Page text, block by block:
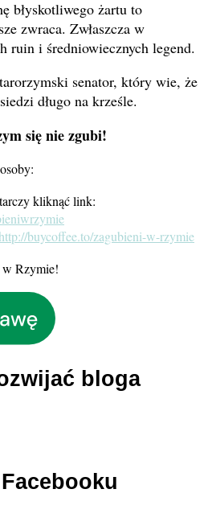
błyskotliwego żartu to
zwraca. Zwłaszcza w
ruin i średniowiecznych legend.
senator, który wie, że
długo na krześle.
się nie zgubi!
kliknąć link:
http://buycoffee.to/zagubieni-w-rzymie
Rzymie!
bloga